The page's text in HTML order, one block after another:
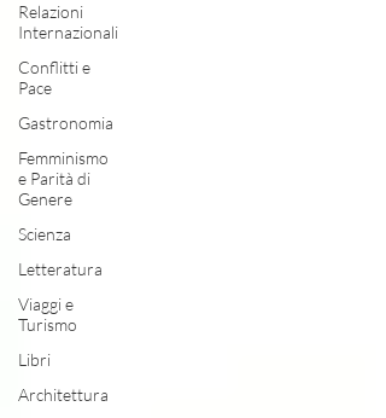
Relazioni
Internazionali
Conflitti e
Pace
Gastronomia
Femminismo
e Parità di
Genere
Scienza
Letteratura
Viaggi e
Turismo
Libri
Architettura